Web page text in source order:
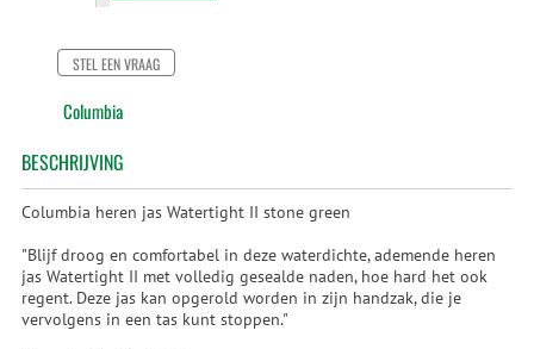
STEL EEN VRAAG
Columbia
BESCHRIJVING
Columbia heren jas Watertight II stone green
"Blijf droog en comfortabel in deze waterdichte, ademende heren
jas Watertight II met volledig gesealde naden, hoe hard het ook
regent. Deze jas kan opgerold worden in zijn handzak, die je
vervolgens in een tas kunt stoppen."